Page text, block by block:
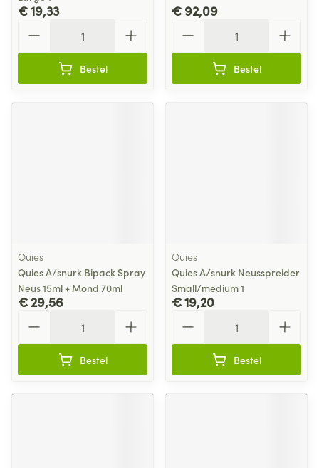
€ 19,33
Bestel
€ 92,09
Bestel
Quies
Quies A/snurk Bipack Spray
Neus 15ml + Mond 70ml
€ 29,56
Bestel
Quies
Quies A/snurk Neusspreider
Small/medium 1
€ 19,20
Bestel